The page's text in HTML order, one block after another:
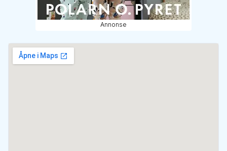
Annonse